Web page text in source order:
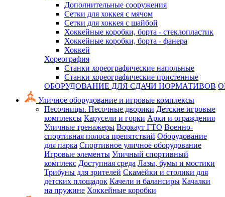
Дополнительные сооружения
Сетки для хоккея с мячом
Сетки для хоккея с шайбой
Хоккейные коробки, борта - стеклопластик
Хоккейные коробки, борта - фанера
Хоккей
Хореография
Станки хореографические напольные
Станки хореографические пристенные
ОБОРУДОВАНИЕ ДЛЯ СДАЧИ НОРМАТИВОВ
Уличное оборудование и игровые комплексы
Песочницы. Песочные дворики Детские игровые
комплексы Карусели и горки Арки и ограждения
Уличные тренажеры Воркаут ГТО Военно-
спортивная полоса препятствий Оборудование
для парка Спортивное уличное оборудование
Игровые элементы Уличный спортивный
комплекс Доступная среда Лазы, бумы и мостики
Трибуны для зрителей Скамейки и столики для
детских площадок Качели и балансиры Качалки
на пружине Хоккейные коробки